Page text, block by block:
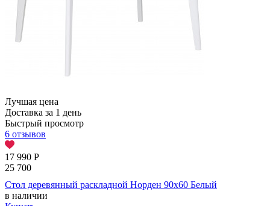
Лучшая цена
Доставка за 1 день
Быстрый просмотр
6 отзывов
17 990 Р
25 700
Стол деревянный раскладной Норден 90х60 Белый
в наличии